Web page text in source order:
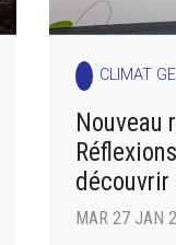
CLIMAT
Nouveau
MAR 27 JAN